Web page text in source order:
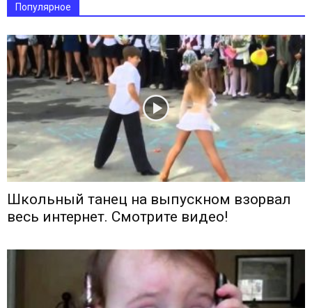
Популярное
Школьный танец на выпускном взорвал
весь интернет. Смотрите видео!